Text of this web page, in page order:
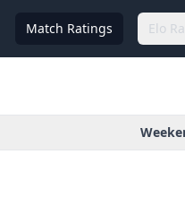
Match Ratings Elo